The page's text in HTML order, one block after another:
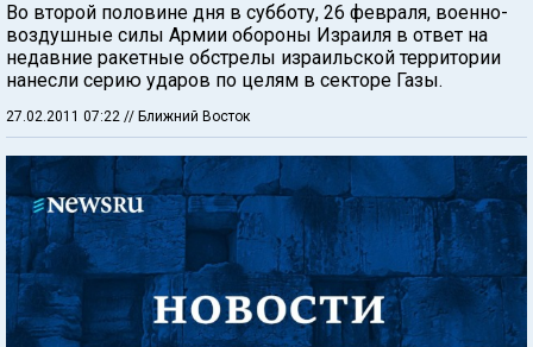
Во второй половине дня в субботу, 26 февраля, военно-
воздушные силы Армии обороны Израиля в ответ на
недавние ракетные обстрелы израильской территории
нанесли серию ударов по целям в секторе Газы.
27.02.2011 07:22 // Ближний Восток